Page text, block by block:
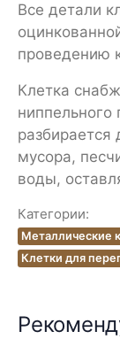
Все детали
проведению
Клетка
ниппельного
разбирается
мусора,
воды,
Категории:
Металлические
Клетки для